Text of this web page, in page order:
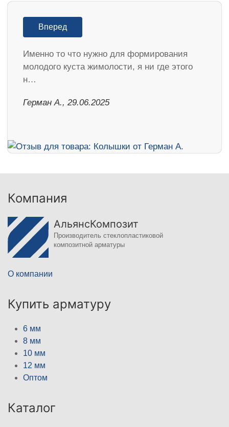
Вперед
Именно то что нужно для формирования
молодого куста жимолости, я ни где этого
н…
Герман А., 29.06.2025
Компания
АльянсКомпозит
Производитель стеклопластиковой
композитной арматуры
О компании
Купить арматуру
6 мм
8 мм
10 мм
12 мм
Оптом
Каталог